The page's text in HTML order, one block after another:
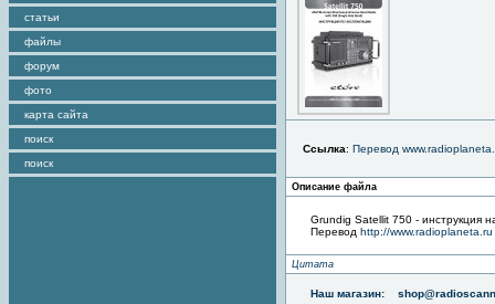
статьи
файлы
форум
фото
карта сайта
поиск
поиск
Ссылка: Перевод
Описание файла
Grundig Satellit 750 - инструкция
Перевод http://www.radioplaneta.ru
Цитата
Наш магазин: